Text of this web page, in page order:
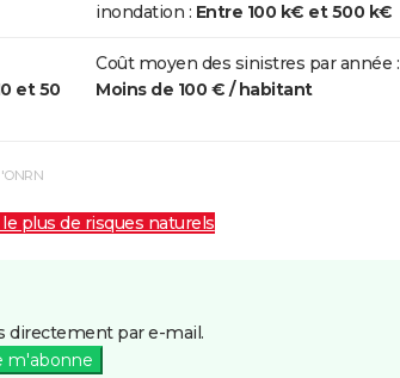
25/12/1999 29/12/1999 5 j Non
30/12/1993 15/01/1994 17 j
inondation : Entre 100 k€ et 500 k€
et 50
Coût moyen des sinistres par année :
Moins de 100 € / habitant
plus de risques naturels
directement par e-mail.
m'abonne